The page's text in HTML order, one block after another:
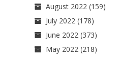
August 2022(159)
July 2022(178)
June 2022(373)
May 2022(218)